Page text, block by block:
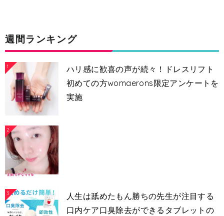
週間ランキング
1
ハリ感に歓喜の声が続々！ドレスリフト
初めての方womaerons限定アンケートを
実施
2
3
人生は舐めたもん勝ちの先生が注目する
口内ケア口臭除去ができるタブレットの